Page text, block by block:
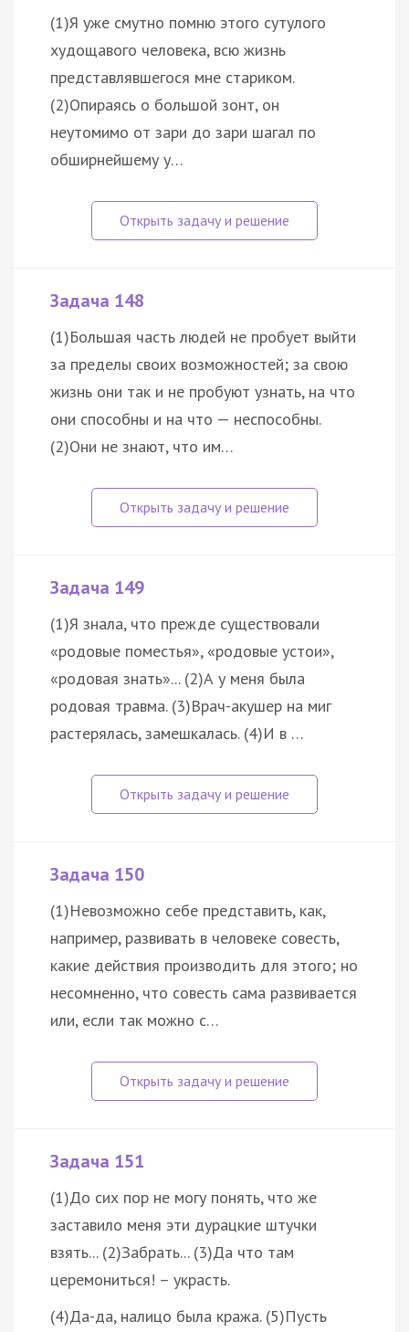
(1)Я уже смутно помню этого сутулого
худощавого человека, всю жизнь
представлявшегося мне стариком.
(2)Опираясь о большой зонт, он
неутомимо от зари до зари шагал по
обширнейшему у…
Задача 148
(1)Большая часть людей не пробует выйти
за пределы своих возможностей; за свою
жизнь они так и не пробуют узнать, на что
они способны и на что — неспособны.
(2)Они не знают, что им…
Задача 149
(1)Я знала, что прежде существовали
«родовые поместья», «родовые устои»,
«родовая знать»... (2)А у меня была
родовая травма. (3)Врач-акушер на миг
растерялась, замешкалась. (4)И в …
Задача 150
(1)Невозможно себе представить, как,
например, развивать в человеке совесть,
какие действия производить для этого; но
несомненно, что совесть сама развивается
или, если так можно с…
Задача 151
(1)До сих пор не могу понять, что же
заставило меня эти дурацкие штучки
взять... (2)Забрать... (3)Да что там
церемониться! – украсть.
(4)Да-да, налицо была кража. (5)Пусть